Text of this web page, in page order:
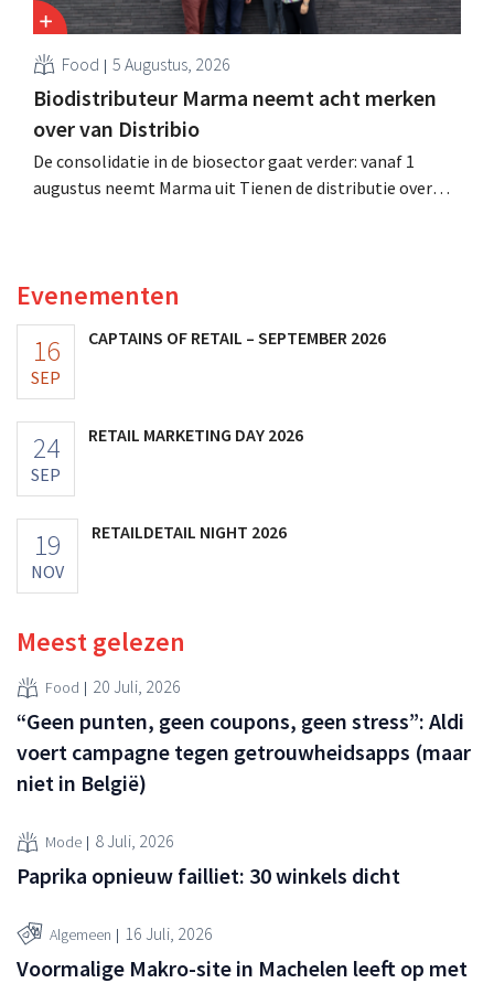
Food 5 Augustus, 2026
Biodistributeur Marma neemt acht merken
over van Distribio
De consolidatie in de biosector gaat verder: vanaf 1
augustus neemt Marma uit Tienen de distributie over
Evenementen
16
SEP
CAPTAINS OF RETAIL – SEPTEMBER 2026
24
SEP
RETAIL MARKETING DAY 2026
19
NOV
RETAILDETAIL NIGHT 2026
Meest gelezen
Food 20 Juli, 2026
“Geen punten, geen coupons, geen stress”: Aldi
voert campagne tegen getrouwheidsapps (maar
niet in België)
Mode 8 Juli, 2026
Paprika opnieuw failliet: 30 winkels dicht
Algemeen 16 Juli, 2026
Voormalige Makro-site in Machelen leeft op met